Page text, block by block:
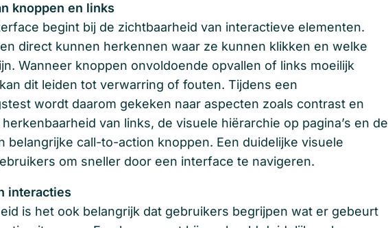
knoppen en links
begint bij de zichtbaarheid van interactieve elementen.
direct kunnen herkennen waar ze kunnen klikken en welke
Wanneer knoppen onvoldoende opvallen of links moeilijk
dit leiden tot verwarring of fouten. Tijdens een
wordt daarom gekeken naar aspecten zoals contrast en
van links, de visuele hiërarchie op pagina’s en de
belangrijke call-to-action knoppen. Een duidelijke visuele
om sneller door een interface te navigeren.
interacties
is het ook belangrijk dat gebruikers begrijpen wat er gebeurt